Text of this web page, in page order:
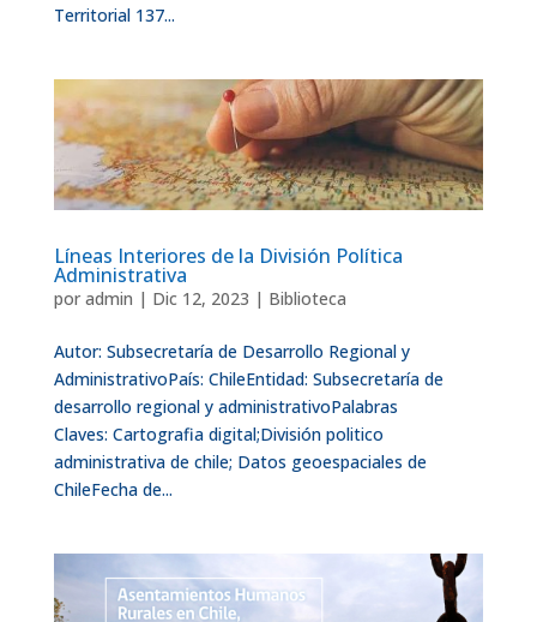
Territorial 137...
Líneas Interiores de la División Política
Administrativa
por admin | Dic 12, 2023 | Biblioteca
Autor: Subsecretaría de Desarrollo Regional y
AdministrativoPaís: ChileEntidad: Subsecretaría de
desarrollo regional y administrativoPalabras
Claves: Cartografia digital;División politico
administrativa de chile; Datos geoespaciales de
ChileFecha de...